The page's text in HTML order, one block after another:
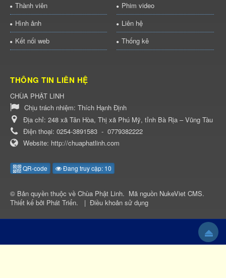
Thành viên
Phim video
Hình ảnh
Liên hệ
Kết nối web
Thống kê
THÔNG TIN LIÊN HỆ
CHÙA PHẬT LINH
Chịu trách nhiệm: Thích Hạnh Định
Địa chỉ: 248 xã Tân Hòa, Thị xã Phú Mỹ, tỉnh Bà Rịa – Vũng Tàu
Điện thoại: 0254-3891583 - 0779382222
Website: http://chuaphatlinh.com
QR-code Đang truy cập: 10
© Bản quyền thuộc về Chùa Phật Linh. Mã nguồn NukeViet CMS.
Thiết kế bởi Phát Triển. | Điều khoản sử dụng